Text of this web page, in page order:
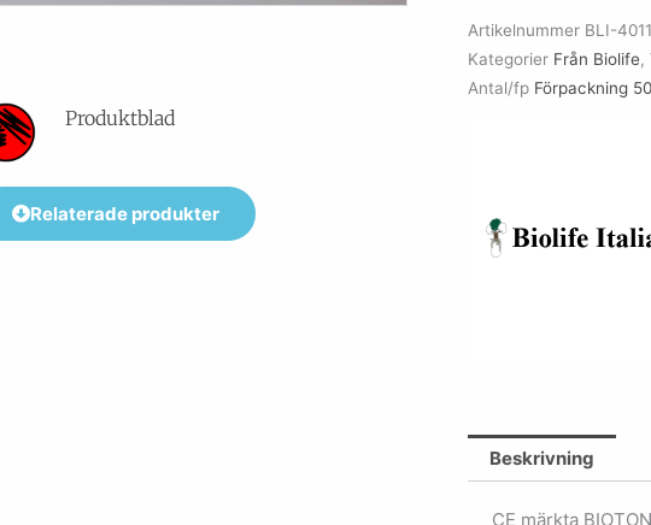
Produktblad
Relaterade produkter
Artikelnummer BLI-
Kategorier Från Biolife,
Antal/fp Förpackning
Beskrivning
CE märkta